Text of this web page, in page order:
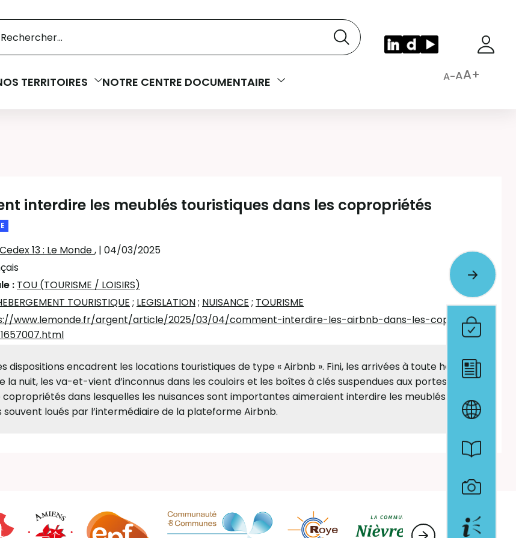
TERRITOIRES NOTRE CENTRE DOCUMENTAIRE A-AA+
interdire les meublés touristiques dans les copropriétés
13 : Le Monde, | 04/03/2025
: TOU (TOURISME / LOISIRS)
TOURISTIQUE ; LEGISLATION; NUISANCE ; TOURISME
www.lemonde.fr/argent/article/2025/03/04/comment-interdire-les-airbnb-dans-les-copropriet
dispositions encadrent les locations touristiques de type « Airbnb ». Fini, les arrivées à toute heure
la nuit, les va-et-vient d’inconnus dans les couloirs et les boîtes à clés suspendues aux portes ?
copropriétés dans lesquelles les nuisances sont importantes aimeraient interdire les meublés
souvent loués par l’intermédiaire de la plateforme Airbnb.